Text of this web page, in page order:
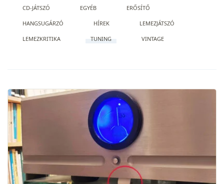
CD-JÁTSZÓ EGYÉB ERŐSÍTŐ
HANGSUGÁRZÓ HÍREK LEMEZJÁTSZÓ
LEMEZKRITIKA TUNING VINTAGE